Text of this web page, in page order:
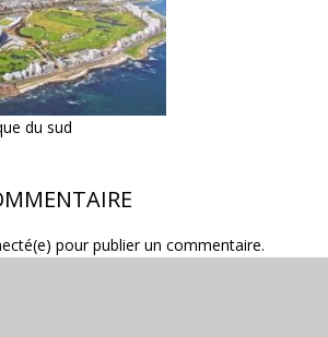
du sud
pour publier un commentaire.